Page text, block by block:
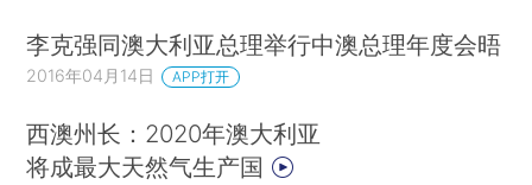
李克强同澳大利亚总理举行中澳总理年度会晤
2016年04月14日 APP打开
西澳州长：2020年澳大利亚
将成最大天然气生产国